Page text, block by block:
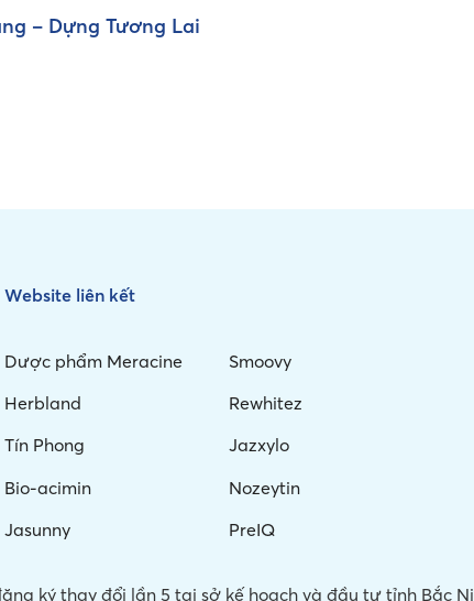
– Dựng Tương Lai
Website liên kết
Dược phẩm Meracine
Herbland
Tín Phong
Bio-acimin
Jasunny
Smoovy
Rewhitez
Jazxylo
Nozeytin
PreIQ
ký thay đổi lần 5 tại sở kế hoạch và đầu tư tỉnh Bắc